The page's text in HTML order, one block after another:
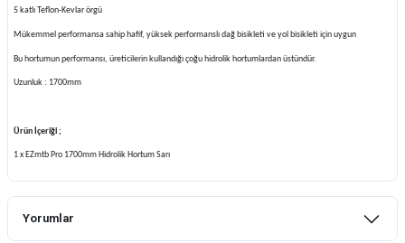
5 katlı Teflon-Kevlar örgü
Mükemmel performansa sahip hafif, yüksek performanslı dağ bisikleti ve yol bisikleti için uygun
Bu hortumun performansı, üreticilerin kullandığı çoğu hidrolik hortumlardan üstündür.
Uzunluk : 1700mm
Ürün İçeriği ;
1 x EZmtb Pro 1700mm Hidrolik Hortum Sarı
Yorumlar